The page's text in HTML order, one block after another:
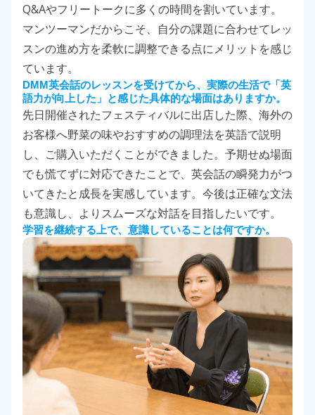
Q&Aやフリートークに多くの時間を割いています。
マンツーマンだからこそ、自分の課題に合わせてレッ
スンの進め方を柔軟に調整できる点にメリットを感じ
ています。
DMM英会話のレッスンを受けてから、実際の生活で「英
語力が向上した」と感じた具体的な場面はありますか。
先日開催されたフェスティバルに出店した際、海外の
お客様へ野菜の味やおすすめの調理法を英語で説明
し、ご購入いただくことができました。予期せぬ場面
でも慌てずに対応できたことで、英会話の瞬発力がつ
いてきたと成長を実感しています。今後は正確な文法
も意識し、よりスムーズな対話を目指したいです。
学習を継続する上で、意識していることは何ですか。